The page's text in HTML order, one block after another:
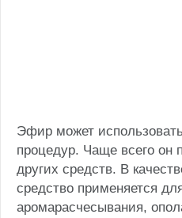
Эфир может
процедур. Чаще всего он
других средств. В
средство применяется
аромарасчесывания,